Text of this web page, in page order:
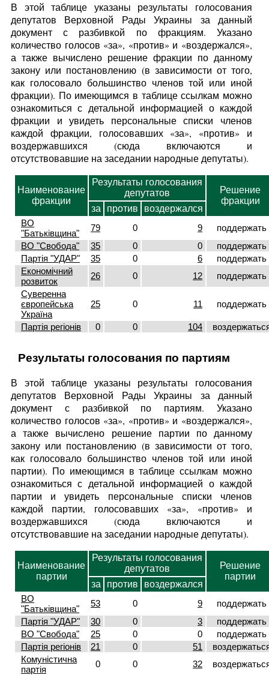
В этой таблице указаны результаты голосования
депутатов Верховной Рады Украины за данный
документ с разбивкой по фракциям. Указано
количество голосов «за», «против» и «воздержался»,
а также вычислено решение фракции по данному
закону или постановлению (в зависимости от того,
как голосовало большинство членов той или иной
фракции). По имеющимся в таблице ссылкам можно
ознакомиться с детальной информацией о каждой
фракции и увидеть персональные списки членов
каждой фракции, голосовавших «за», «против» и
воздержавшихся (сюда включаются и
отсутствовавшие на заседании народные депутаты).
Наименование
фракции
Результаты голосования
депутатов
Решение
фракции
за против
воздержался
ВО
"Батьківщина"
79 0 9
поддержать
ВО "Свобода"
35 0 0
поддержать
Партія "УДАР"
35 0 6
поддержать
Економічний
розвиток
26 0 12
поддержать
Суверенна
європейська
Україна
25 0 11 поддержать
Партія регіонів 0 0 104
Результаты голосования по партиям
В этой таблице указаны результаты голосования
депутатов Верховной Рады Украины за данный
документ с разбивкой по партиям. Указано
количество голосов «за», «против» и «воздержался»,
а также вычислено решение партии по данному
закону или постановлению (в зависимости от того,
как голосовало большинство членов той или иной
партии). По имеющимся в таблице ссылкам можно
ознакомиться с детальной информацией о каждой
партии и увидеть персональные списки членов
каждой партии, голосовавших «за», «против» и
воздержавшихся (сюда включаются и
отсутствовавшие на заседании народные депутаты).
Наименование
партии
Результаты голосования
депутатов
Решение
партии
за против
воздержался
ВО
"Батьківщина"
53 0 9
поддержать
Партія "УДАР"
30 0 3
поддержать
ВО "Свобода"
25 0 0
поддержать
Партія регіонів
21 0 51
Комуністична
партія
0 0 32